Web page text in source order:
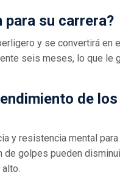
su carrera?
y se convertirá en
seis meses, lo que le
de los
y resistencia mental
golpes pueden